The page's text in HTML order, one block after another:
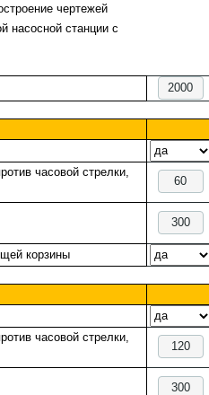
чертежей
насосной станции с
часовой стрелки,
корзины
часовой стрелки,